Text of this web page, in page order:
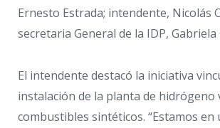
Ernesto Estrada; intendente, Nicolás
secretaria General de la IDP, Gabriela
El intendente destacó la iniciativa
instalación de la planta de hidrógeno
combustibles sintéticos. “Estamos en